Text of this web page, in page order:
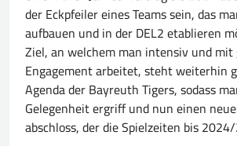
der Eckpfeiler eines Teams sein, das
aufbauen und in der DEL2 etablieren
Ziel, an welchem man intensiv und
Engagement arbeitet, steht weiterhin
Agenda der Bayreuth Tigers, sodass
Gelegenheit ergriff und nun einen
abschloss, der die Spielzeiten bis